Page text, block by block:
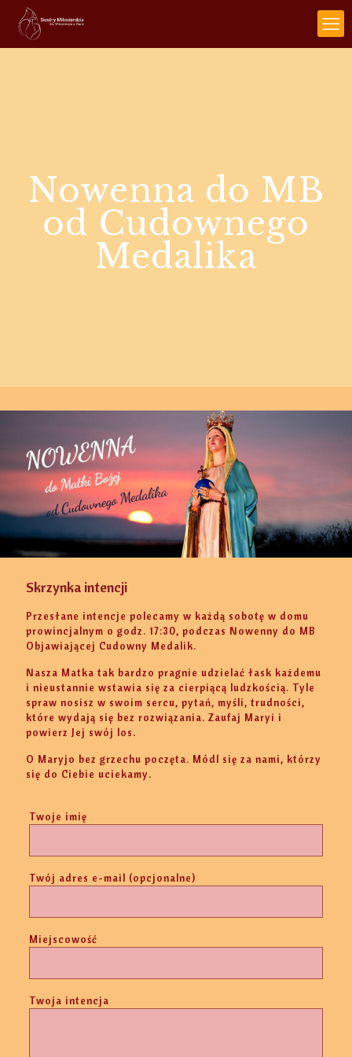
Nowenna do MB
od Cudownego
Medalika
Skrzynka intencji
Przesłane intencje polecamy w każdą sobotę w domu
prowincjalnym o godz. 17:30, podczas Nowenny do MB
Objawiającej Cudowny Medalik.
Nasza Matka tak bardzo pragnie udzielać łask każdemu
i nieustannie wstawia się za cierpiącą ludzkością. Tyle
spraw nosisz w swoim sercu, pytań, myśli, trudności,
które wydają się bez rozwiązania. Zaufaj Maryi i
powierz Jej swój los.
O Maryjo bez grzechu poczęta. Módl się za nami, którzy
się do Ciebie uciekamy.
Twoje imię
Twój adres e-mail (opcjonalne)
Miejscowość
Twoja intencja